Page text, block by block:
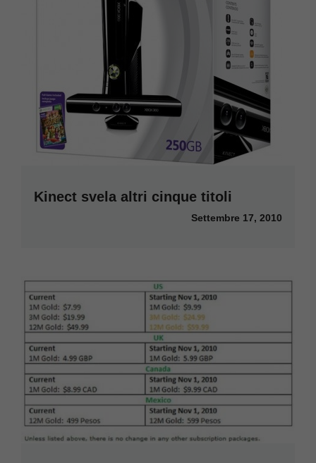
Kinect svela altri cinque titoli
Settembre 17, 2010